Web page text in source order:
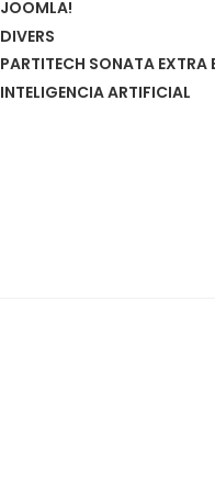
JOOMLA!
DIVERS
PARTITECH SONATA EXTRA
INTELIGENCIA ARTIFICIAL